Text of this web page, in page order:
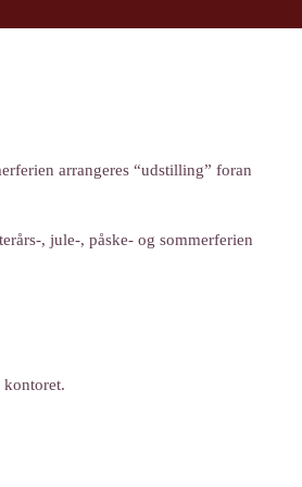
arrangeres “udstilling” foran
, jule-, påske- og sommerferien
kontoret.